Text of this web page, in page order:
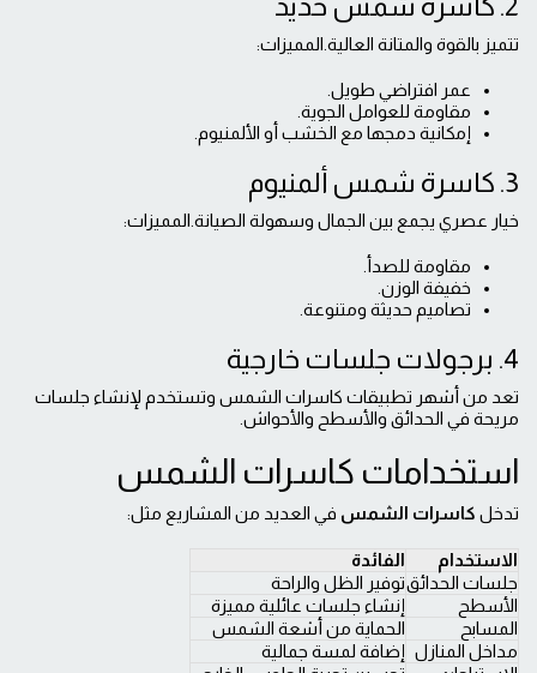
2. كاسرة شمس حديد
تتميز بالقوة والمتانة العالية.المميزات:
عمر افتراضي طويل.
مقاومة للعوامل الجوية.
إمكانية دمجها مع الخشب أو الألمنيوم.
3. كاسرة شمس ألمنيوم
خيار عصري يجمع بين الجمال وسهولة الصيانة.المميزات:
مقاومة للصدأ.
خفيفة الوزن.
تصاميم حديثة ومتنوعة.
4. برجولات جلسات خارجية
تعد من أشهر تطبيقات كاسرات الشمس وتستخدم لإنشاء جلسات
مريحة في الحدائق والأسطح والأحواش.
استخدامات كاسرات الشمس
تدخل كاسرات الشمس في العديد من المشاريع مثل:
الاستخدام
الفائدة
جلسات الحدائقتوفير الظل والراحة
الأسطح
إنشاء جلسات عائلية مميزة
المسابح
الحماية من أشعة الشمس
مداخل المنازل إضافة لمسة جمالية